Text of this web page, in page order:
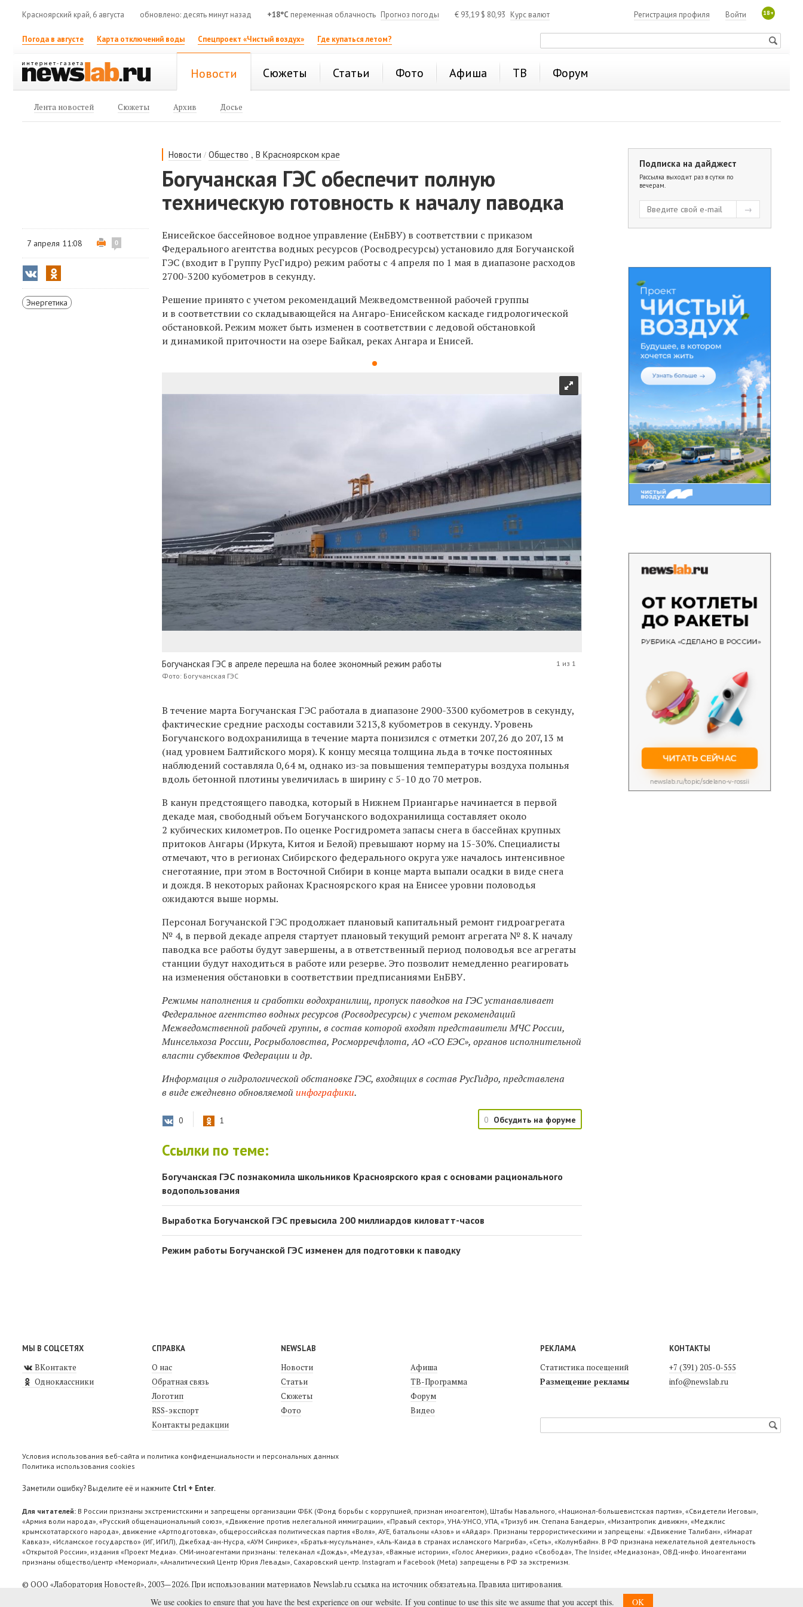
Красноярский край, 6 августа обновлено: десять минут назад +18°C переменная облачность Прогноз погоды € 93,19 $ 80,93 Курс валют 18+
Войти
Регистрация профиля
Погода в августе Карта отключений воды Спецпроект «Чистый воздух» Где купаться летом?
Новости Сюжеты Статьи Фото Афиша ТВ Форум
Лента новостей Сюжеты Архив Досье
Новости /Общество ,В Красноярском крае
Богучанская ГЭС обеспечит полную
техническую готовность к началу паводка
7 апреля 11:08 0
Энергетика
Енисейское бассейновое водное управление (ЕнБВУ) в соответствии с приказом
Федерального агентства водных ресурсов (Росводресурсы) установило для Богучанской
ГЭС (входит в Группу РусГидро) режим работы с 4 апреля по 1 мая в диапазоне расходов
2700-3200 кубометров в секунду.
Решение принято с учетом рекомендаций Межведомственной рабочей группы
и в соответствии со складывающейся на Ангаро-Енисейском каскаде гидрологической
обстановкой. Режим может быть изменен в соответствии с ледовой обстановкой
и динамикой приточности на озере Байкал, реках Ангара и Енисей.
Богучанская ГЭС в апреле перешла на более экономный режим работы
Фото: Богучанская ГЭС
1 из 1
В течение марта Богучанская ГЭС работала в диапазоне 2900-3300 кубометров в секунду,
фактические средние расходы составили 3213,8 кубометров в секунду. Уровень
Богучанского водохранилища в течение марта понизился с отметки 207,26 до 207,13 м
(над уровнем Балтийского моря). К концу месяца толщина льда в точке постоянных
наблюдений составляла 0,64 м, однако из-за повышения температуры воздуха полынья
вдоль бетонной плотины увеличилась в ширину с 5-10 до 70 метров.
В канун предстоящего паводка, который в Нижнем Приангарье начинается в первой
декаде мая, свободный объем Богучанского водохранилища составляет около
2 кубических километров. По оценке Росгидромета запасы снега в бассейнах крупных
притоков Ангары (Иркута, Китоя и Белой) превышают норму на 15-30%. Специалисты
отмечают, что в регионах Сибирского федерального округа уже началось интенсивное
снеготаяние, при этом в Восточной Сибири в конце марта выпали осадки в виде снега
и дождя. В некоторых районах Красноярского края на Енисее уровни половодья
ожидаются выше нормы.
Персонал Богучанской ГЭС продолжает плановый капитальный ремонт гидроагрегата
№ 4, в первой декаде апреля стартует плановый текущий ремонт агрегата № 8. К началу
паводка все работы будут завершены, а в ответственный период половодья все агрегаты
станции будут находиться в работе или резерве. Это позволит немедленно реагировать
на изменения обстановки в соответствии предписаниями ЕнБВУ.
Режимы наполнения и сработки водохранилищ, пропуск паводков на ГЭС устанавливает
Федеральное агентство водных ресурсов (Росводресурсы) с учетом рекомендаций
Межведомственной рабочей группы, в состав которой входят представители МЧС России,
Минсельхоза России, Росрыболовства, Росморречфлота, АО «СО ЕЭС», органов исполнительной
власти субъектов Федерации и др.
Информация о гидрологической обстановке ГЭС, входящих в состав РусГидро, представлена
в виде ежедневно обновляемойинфографики.
0 1 0 Обсудить на форуме
Ссылки по теме:
Богучанская ГЭС познакомила школьников Красноярского края с основами рационального
водопользования
Выработка Богучанской ГЭС превысила 200 миллиардов киловатт-часов
Режим работы Богучанской ГЭС изменен для подготовки к паводку
Подписка на дайджест
Рассылка выходит раз в сутки по
вечерам.
МЫ В СОЦСЕТЯХ
ВКонтакте
Одноклассники
СПРАВКА
О нас
Обратная связь
Логотип
RSS-экспорт
Контакты редакции
NEWSLAB
Новости
Статьи
Сюжеты
Фото
Афиша
ТВ-Программа
Форум
Видео
РЕКЛАМА
Статистика посещений
Размещение рекламы
КОНТАКТЫ
+7 (391) 205-0-555
info@newslab.ru
Условия использования веб-сайта и политика конфиденциальности и персональных данных
Политика использования cookies
Заметили ошибку? Выделите её и нажмите Ctrl + Enter.
Для читателей: В России признаны экстремистскими и запрещены организации ФБК (Фонд борьбы с коррупцией, признан иноагентом), Штабы Навального, «Национал-большевистская партия», «Свидетели Иеговы»,
«Армия воли народа», «Русский общенациональный союз», «Движение против нелегальной иммиграции», «Правый сектор», УНА-УНСО, УПА, «Тризуб им. Степана Бандеры», «Мизантропик дивижн», «Меджлис
крымскотатарского народа», движение «Артподготовка», общероссийская политическая партия «Воля», АУЕ, батальоны «Азов» и «Айдар». Признаны террористическими и запрещены: «Движение Талибан», «Имарат
Кавказ», «Исламское государство» (ИГ, ИГИЛ), Джебхад-ан-Нусра, «АУМ Синрике», «Братья-мусульмане», «Аль-Каида в странах исламского Магриба», «Сеть», «Колумбайн». В РФ признана нежелательной деятельность
«Открытой России», издания «Проект Медиа». СМИ-иноагентами признаны: телеканал «Дождь», «Медуза», «Важные истории», «Голос Америки», радио «Свобода», The Insider, «Медиазона», ОВД-инфо. Иноагентами
признаны общество/центр «Мемориал», «Аналитический Центр Юрия Левады», Сахаровский центр. Instagram и Facebook (Metа) запрещены в РФ за экстремизм.
© ООО «Лаборатория Новоcтей», 2003—2026.При использовании материалов Newslab.ru ссылка на источник обязательна.Правила цитирования.
We use cookies to ensure that you have the best experience on our website. If you continue to use this site we assume that you accept this. OK